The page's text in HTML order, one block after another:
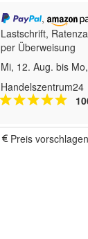
,
Lastschrift,
per Überweisung
Mi, 12. Aug. bis
Handelszentrum24
Preis vorschlagen